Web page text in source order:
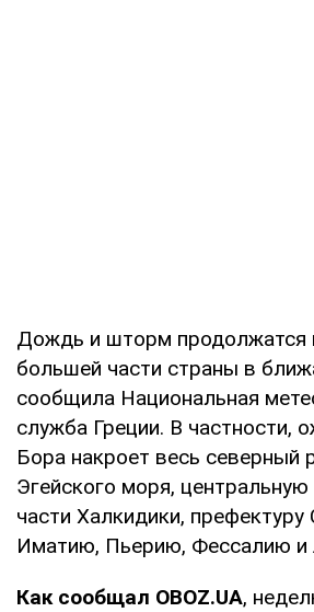
Дождь и шторм продолжатся
большей части страны в
сообщила Национальная
служба Греции. В частности,
Бора накроет весь северный
Эгейского моря,
части Халкидики, префектуру
Иматию, Пьерию, Фессалию и
Как сообщал OBOZ.UA,